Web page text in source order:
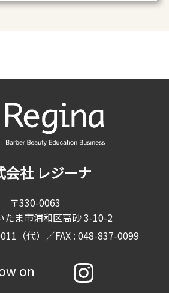
会社 レジーナ
〒330-0063
たま市浦和区高砂 3-10-2
（代）／FAX : 048-837-0099
on